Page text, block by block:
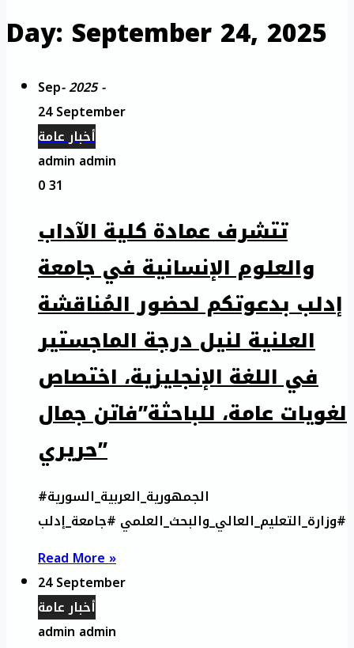
Day: September 24, 2025
Sep- 2025 -
24 September
أخبار عامة
admin admin
031
تتشرف عمادة كلية الآداب
والعلوم الإنسانية في جامعة
إدلب بدعوتكم لحضور المُناقشة
العلنية لنيل درجة الماجستير
في اللغة الإنجليزية، اختصاص
لغويات عامة، للباحثة”فاتن جمال
حريري”
#الجمهورية_العربية_السورية
#وزارة_التعليم_العالي_والبحث_العلمي #جامعة_إدلب
Read More »
24 September
أخبار عامة
admin admin